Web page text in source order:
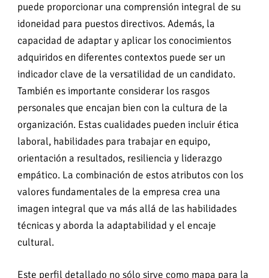
puede proporcionar una comprensión integral de su
idoneidad para puestos directivos. Además, la
capacidad de adaptar y aplicar los conocimientos
adquiridos en diferentes contextos puede ser un
indicador clave de la versatilidad de un candidato.
También es importante considerar los rasgos
personales que encajan bien con la cultura de la
organización. Estas cualidades pueden incluir ética
laboral, habilidades para trabajar en equipo,
orientación a resultados, resiliencia y liderazgo
empático. La combinación de estos atributos con los
valores fundamentales de la empresa crea una
imagen integral que va más allá de las habilidades
técnicas y aborda la adaptabilidad y el encaje
cultural.
Este perfil detallado no sólo sirve como mapa para la